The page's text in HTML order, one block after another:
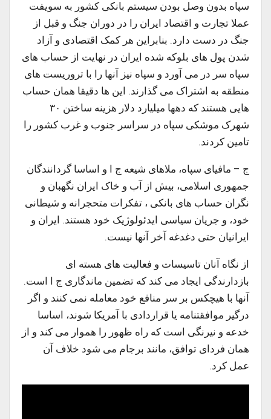
سپاه بدون وصل بودن سیستم بانکی کشور به سویفت
عملا تجارت و اقتصاد ایران را در دوران جنگ و قبل از
جنگ در دست دارد. بنابراین هر کمک اقتصادی و آزاد
شدن پول های بلوکه شده ایران در نهایت از حساب های
سپاه سر در می آورد و سپاه نیز آنها را با تروریست های
منطقه به اشتراک می گذارند. این ها دقیقا همان حساب
هایی هستند که دهها میلیارد دلار هزینه ساختن ۳۰
شهرک موشکی سپاه در سراسر جنوب و غرب کشور را
تامین کردند.
ج – مافیای سپاه، ملاهای شیعه ج ا و اساسا گردانندگان
جمهوری اسلامی، بیش از آب و خاک ایران نگهبان و
نگران حساب های بانکی ، تفکرات متحجرانه و شیطانی
خود، و جریان سیاسی ایدئولوژیک خود هستند. ایران و
ایرانیان حتی دغدغه آخر آنها نیست.
از نگاه آنان تاسیسات و فعالیت های هسته ای
بازدارندگی ایجاد می کند که تضمین ماندگاری ج ا است.
آنها با هیچکس بر سر منافع خود معامله نمی کنند و اگر
درگیر موافقتنامه یا قراردادی با آمریکا شوند، اساسا
خدعه و نیرنگی است که راه ظهور را هموار می کند و از
همان فردای توافق، مانند برجام می شود خلاف آن
عمل کرد.